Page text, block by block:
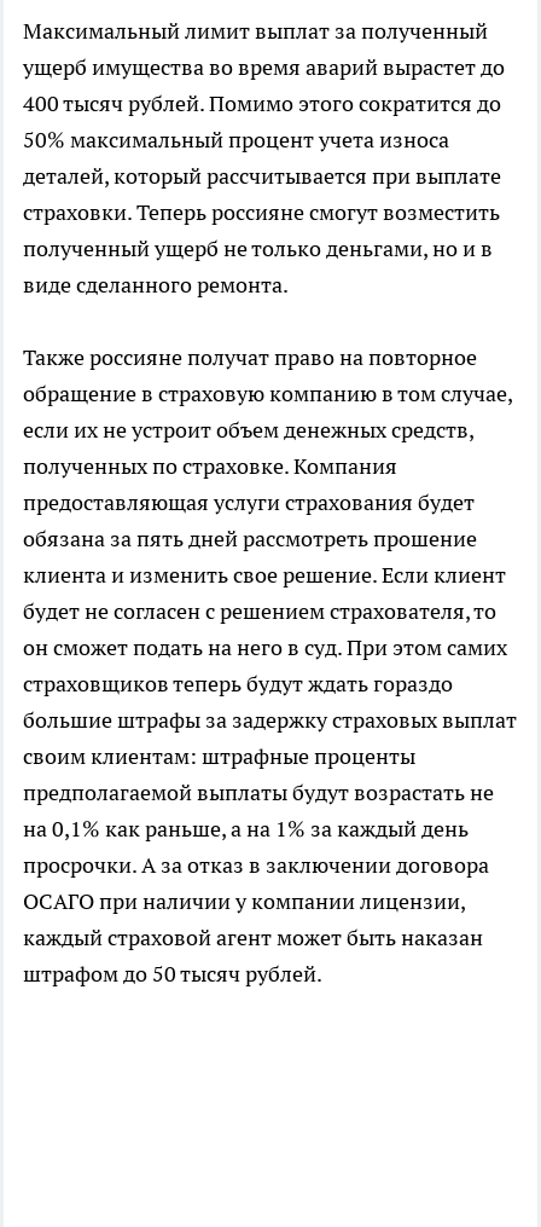
Максимальный лимит выплат за полученный
ущерб имущества во время аварий вырастет до
400 тысяч рублей. Помимо этого сократится до
50% максимальный процент учета износа
деталей, который рассчитывается при выплате
страховки. Теперь россияне смогут возместить
полученный ущерб не только деньгами, но и в
виде сделанного ремонта.
Также россияне получат право на повторное
обращение в страховую компанию в том случае,
если их не устроит объем денежных средств,
полученных по страховке. Компания
предоставляющая услуги страхования будет
обязана за пять дней рассмотреть прошение
клиента и изменить свое решение. Если клиент
будет не согласен с решением страхователя, то
он сможет подать на него в суд. При этом самих
страховщиков теперь будут ждать гораздо
большие штрафы за задержку страховых выплат
своим клиентам: штрафные проценты
предполагаемой выплаты будут возрастать не
на 0,1% как раньше, а на 1% за каждый день
просрочки. А за отказ в заключении договора
ОСАГО при наличии у компании лицензии,
каждый страховой агент может быть наказан
штрафом до 50 тысяч рублей.